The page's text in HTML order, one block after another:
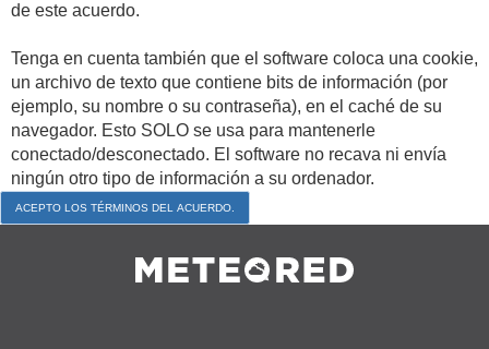
de este acuerdo.
Tenga en cuenta también que el software coloca una cookie,
un archivo de texto que contiene bits de información (por
ejemplo, su nombre o su contraseña), en el caché de su
navegador. Esto SOLO se usa para mantenerle
conectado/desconectado. El software no recava ni envía
ningún otro tipo de información a su ordenador.